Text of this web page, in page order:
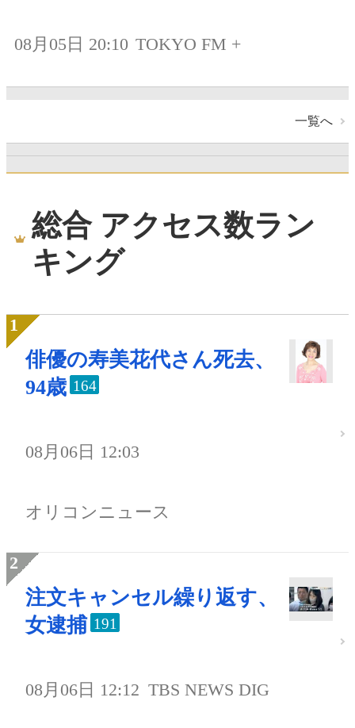
08月05日 20:10 TOKYO FM +
一覧へ
総合 アクセス数ラン
キング
俳優の寿美花代さん死去、
94歳 164
08月06日 12:03
オリコンニュース
注文キャンセル繰り返す、
女逮捕 191
08月06日 12:12 TBS NEWS DIG